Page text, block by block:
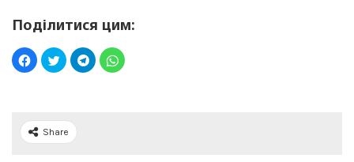
Поділитися цим:
Share